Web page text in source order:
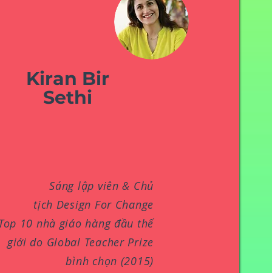
Kiran Bir
Sethi
Sáng lập viên & Chủ
tịch Design For Change
10 nhà giáo hàng đầu thế
giới do Global Teacher Prize
bình chọn (2015)